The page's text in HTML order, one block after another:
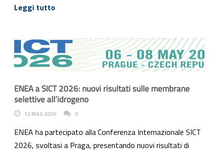
Leggi tutto
ENEA a SICT 2026: nuovi risultati sulle membrane
selettive all’idrogeno
12 MAG 2026 0
ENEA ha partecipato alla Conferenza Internazionale SICT
2026, svoltasi a Praga, presentando nuovi risultati di